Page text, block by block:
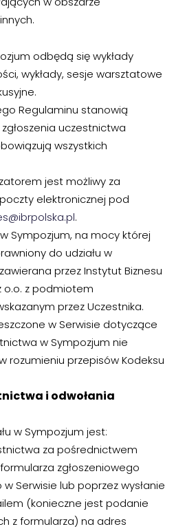
odbędą się wykłady
wykłady, sesje warsztatowe
Regulaminu stanowią
uczestnictwa
wszystkich
jest możliwy za
elektronicznej pod
.
Sympozjum, na mocy której
do udziału w
przez Instytut Biznesu
o.o. z podmiotem
przez Uczestnika.
w Serwisie dotyczące
w Sympozjum nie
rozumieniu przepisów Kodeksu
i odwołania
w Sympozjum jest:
za pośrednictwem
zgłoszeniowego
Serwisie lub poprzez wysłanie
(konieczne jest podanie
z formularza) na adres